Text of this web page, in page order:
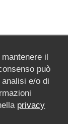
il
può
e/o di
privacy